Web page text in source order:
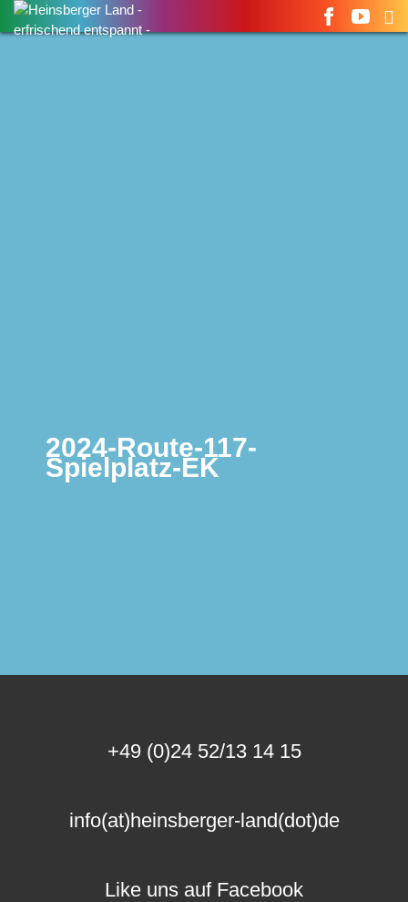
Suchen
nach:
2024-Route-117-
Spielplatz-EK
+49 (0)24 52/13 14 15
info(at)heinsberger-land(dot)de
Like uns auf Facebook